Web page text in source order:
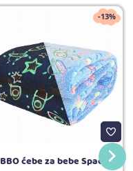
-13%
BBO ćebe za bebe Space